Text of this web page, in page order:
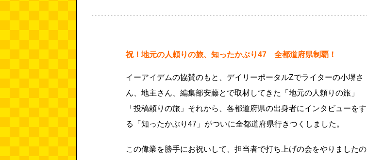
祝！地元の人頼りの旅、知ったかぶり47 全都道府県制覇！
イーアイデムの協賛のもと、デイリーポータルZでライターの小堺さ
ん、地主さん、編集部安藤とで取材してきた「地元の人頼りの旅」
「投稿頼りの旅」それから、各都道府県の出身者にインタビューをす
る「知ったかぶり47」がついに全都道府県行きつくしました。
この偉業を勝手にお祝いして、担当者で打ち上げの会をやりましたの